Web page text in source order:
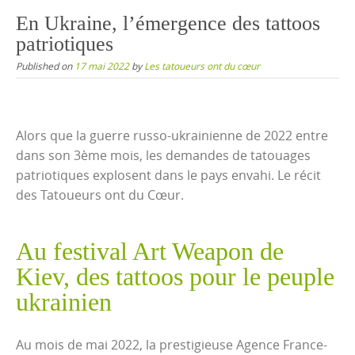
content
En Ukraine, l’émergence des tattoos
patriotiques
Published on 17 mai 2022byLes tatoueurs ont du cœur
Alors que la guerre russo-ukrainienne de 2022 entre
dans son 3ème mois, les demandes de tatouages
patriotiques explosent dans le pays envahi. Le récit
des Tatoueurs ont du Cœur.
Au festival Art Weapon de
Kiev, des tattoos pour le peuple
ukrainien
Au mois de mai 2022, la prestigieuse Agence France-